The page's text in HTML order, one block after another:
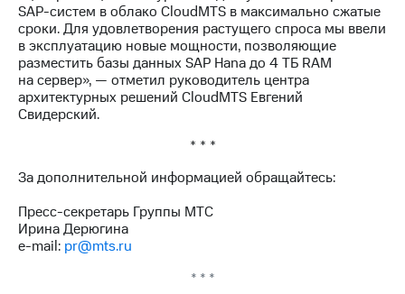
Рынок
акций
Описание
Программа
приобретения
Порядок
Дивиденды
Рынок
облигаций
Описание
Еврооблигации-2023
SAP-систем в облако CloudMTS в максимально сжатые
сроки. Для удовлетворения растущего спроса мы ввели
в эксплуатацию новые мощности, позволяющие
разместить базы данных SAP Hana до 4 ТБ RAM
на сервер», — отметил руководитель центра
архитектурных решений CloudMTS Евгений
Свидерский.
* * *
За дополнительной информацией обращайтесь:
Пресс-секретарь Группы МТС
Ирина Дерюгина
e-mail: pr@mts.ru
* * *